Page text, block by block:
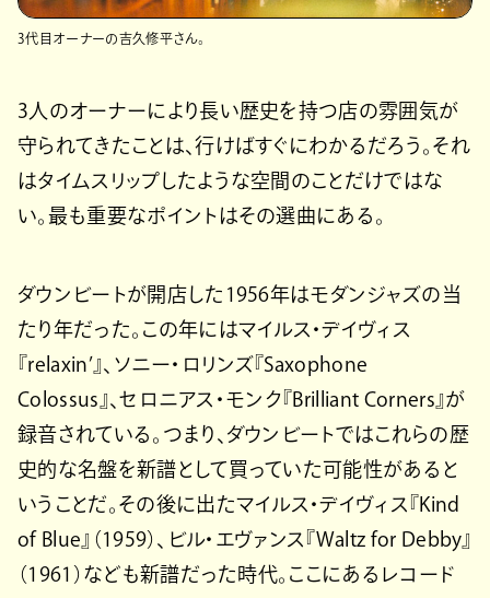
3代目オーナーの吉久修平さん。
3人のオーナーにより長い歴史を持つ店の雰囲気が
守られてきたことは、行けばすぐにわかるだろう。それ
はタイムスリップしたような空間のことだけではな
い。最も重要なポイントはその選曲にある。
ダウンビートが開店した1956年はモダンジャズの当
たり年だった。この年にはマイルス・デイヴィス
『relaxin’』、ソニー・ロリンズ『Saxophone
Colossus』、セロニアス・モンク『Brilliant Corners』が
録音されている。つまり、ダウンビートではこれらの歴
史的な名盤を新譜として買っていた可能性があると
いうことだ。その後に出たマイルス・デイヴィス『Kind
of Blue』（1959）、ビル・エヴァンス『Waltz for Debby』
（1961）なども新譜だった時代。ここにあるレコード